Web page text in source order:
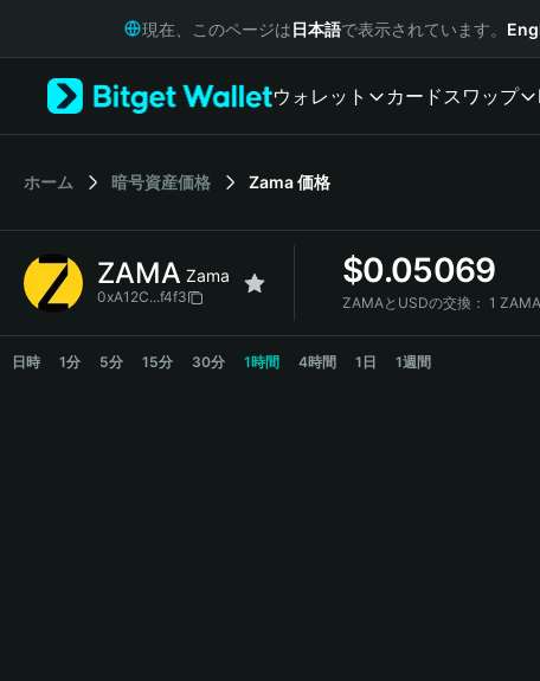
Русский
Italiano
简体中文
繁體中文
Bahasa Indonesia
現在、このページは日本語で表示されています。
ウォレット カードスワップ
ホーム 暗号資産価格 Zama価格
ZAMA Zama
0xA12C...f4f3
$0.05069
ZAMAとUSDの交換： 1
ZAMA Price Chart
日時 1分 5分 15分 30分 1時間 4時間 1日 1週間